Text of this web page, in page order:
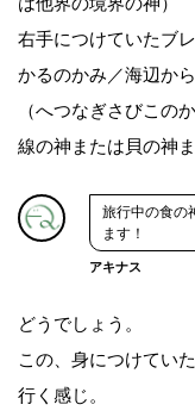
右手につけていたブ
かるのかみ／海辺か
（へつなぎさびこの
線の神または貝の神
旅行中の食の
ます！
アキナス
どうでしょう。
この、身につけてい
行く感じ。